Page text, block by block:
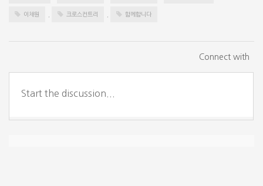
이채원 크로스컨트리 함께합니다
Connect with